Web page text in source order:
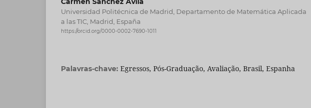
Universidad Politécnica de Madrid, Departamento de Matemática Aplicada
a las TIC, Madrid, España
https://orcid.org/0000-0002-7690-1011
Palavras-chave: Egressos, Pós-Graduação, Avaliação, Brasil, Espanha